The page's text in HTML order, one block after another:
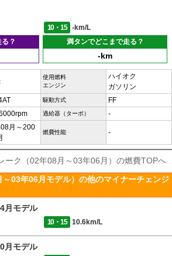
10・15
-km/L
？
満タンでどこまで走る？
-km
使用燃料
エンジン
ハイオク
ガソリン
駆動方式 FF
過給器（ターボ） -
月～200
燃費性能 -
ーク（02年08月～03年06月）の燃費TOPへ
03年06月モデル）の他のマイナーチェンジ
月モデル
10・15 10.6km/L
月モデル